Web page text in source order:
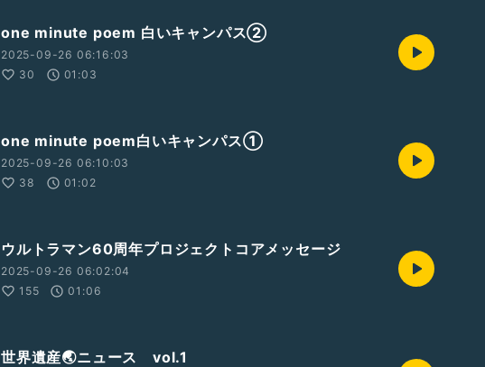
one minute poem 白いキャンパス②
2025-09-26 06:16:03
30
01:03
one minute poem白いキャンパス①
2025-09-26 06:10:03
38
01:02
ウルトラマン60周年プロジェクトコアメッセージ
2025-09-26 06:02:04
155
01:06
世界遺産🌏ニュース vol.1